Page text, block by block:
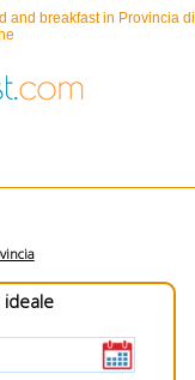
and breakfast in Provincia di